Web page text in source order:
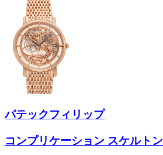
パテックフィリップ
コンプリケーション スケルトン